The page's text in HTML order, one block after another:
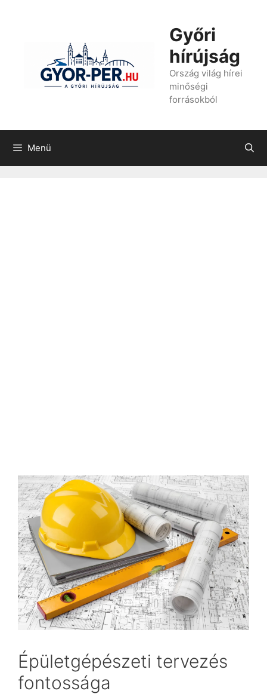
Győri
hírújság
Ország világ hírei
minőségi
forrásokból
Menü
Épületgépészeti tervezés
fontossága